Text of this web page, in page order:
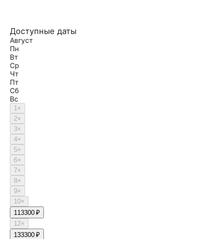
Доступные даты
Август
Пн
Вт
Ср
Чт
Пт
Сб
Вс
1×
2×
3×
4×
5×
6×
7×
8×
9×
10×
113300 ₽
12×
133300 ₽